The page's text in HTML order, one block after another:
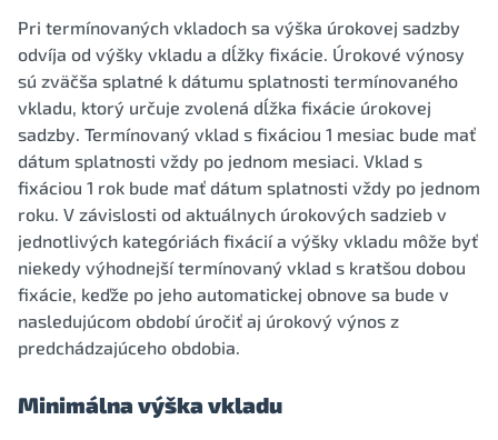
Pri termínovaných vkladoch sa výška úrokovej sadzby
odvíja od výšky vkladu a dĺžky fixácie. Úrokové výnosy
sú zväčša splatné k dátumu splatnosti termínovaného
vkladu, ktorý určuje zvolená dĺžka fixácie úrokovej
sadzby. Termínovaný vklad s fixáciou 1 mesiac bude mať
dátum splatnosti vždy po jednom mesiaci. Vklad s
fixáciou 1 rok bude mať dátum splatnosti vždy po jednom
roku. V závislosti od aktuálnych úrokových sadzieb v
jednotlivých kategóriách fixácií a výšky vkladu môže byť
niekedy výhodnejší termínovaný vklad s kratšou dobou
fixácie, keďže po jeho automatickej obnove sa bude v
nasledujúcom období úročiť aj úrokový výnos z
predchádzajúceho obdobia.
Minimálna výška vkladu